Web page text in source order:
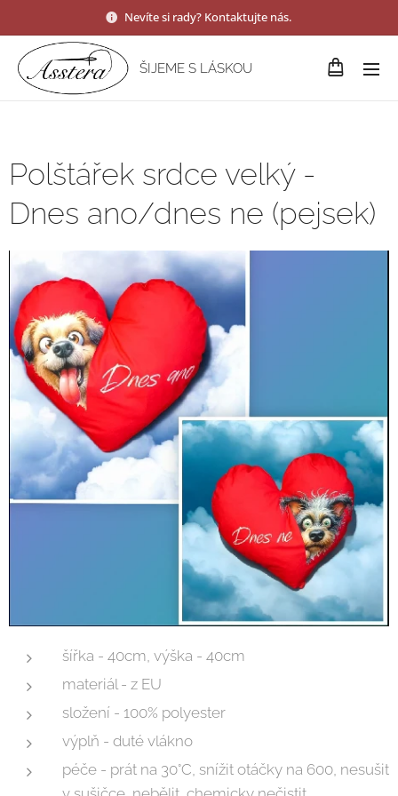
Nevíte si rady? Kontaktujte nás.
ŠIJEME S LÁSKOU
Polštářek srdce velký -
Dnes ano/dnes ne (pejsek)
šířka - 40cm, výška - 40cm
materiál - z EU
složení - 100% polyester
výplň - duté vlákno
péče - prát na 30°C, snížit otáčky na 600, nesušit